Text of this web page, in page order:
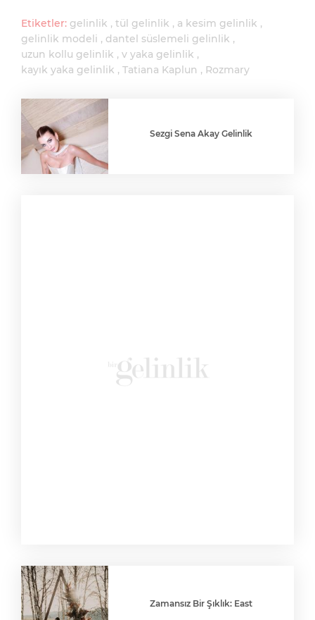
Etiketler: gelinlik tül gelinlik
a kesim gelinlik
gelinlik modeli
dantel süslemeli gelinlik
uzun kollu gelinlik
v yaka gelinlik
kayık yaka gelinlik
Tatiana Kaplun Rozmary
Sezgi Sena Akay Gelinlik
Zamansız Bir Şıklık: East